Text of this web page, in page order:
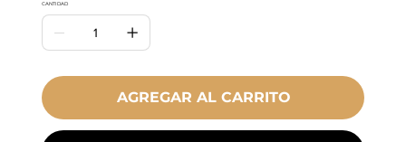
CANTIDAD
AGREGAR AL CARRITO